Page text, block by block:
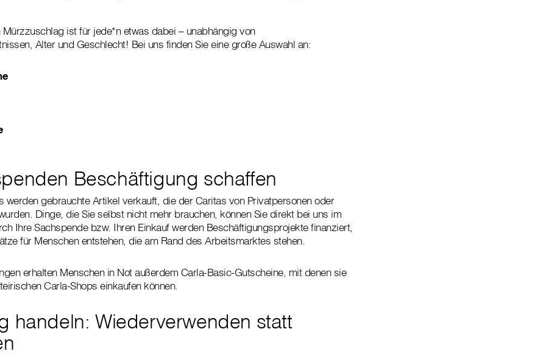
Mürzzuschlag ist für jede*n etwas dabei – unabhängig von
Alter und Geschlecht! Bei uns finden Sie eine große Auswahl an:
Beschäftigung schaffen
werden gebrauchte Artikel verkauft, die der Caritas von Privatpersonen oder
Dinge, die Sie selbst nicht mehr brauchen, können Sie direkt bei uns im
Ihre Sachspende bzw. Ihren Einkauf werden Beschäftigungsprojekte finanziert,
für Menschen entstehen, die am Rand des Arbeitsmarktes stehen.
erhalten Menschen in Not außerdem Carla-Basic-Gutscheine, mit denen sie
Carla-Shops einkaufen können.
handeln: Wiederverwenden statt